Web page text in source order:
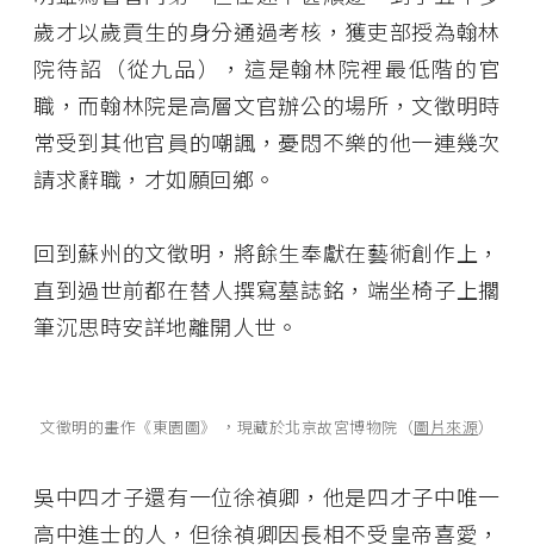
歲才以歲貢生的身分通過考核，獲吏部授為翰林
院待詔（從九品），這是翰林院裡最低階的官
職，而翰林院是高層文官辦公的場所，文徵明時
常受到其他官員的嘲諷，憂悶不樂的他一連幾次
請求辭職，才如願回鄉。
回到蘇州的文徵明，將餘生奉獻在藝術創作上，
直到過世前都在替人撰寫墓誌銘，端坐椅子上擱
筆沉思時安詳地離開人世。
文徵明的畫作《東園圖》 ，現藏於北京故宮博物院（圖片來源）
吳中四才子還有一位徐禎卿，他是四才子中唯一
高中進士的人，但徐禎卿因長相不受皇帝喜愛，